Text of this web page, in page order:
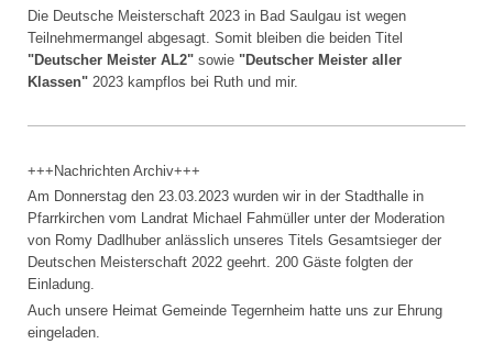
Die Deutsche Meisterschaft 2023 in Bad Saulgau ist wegen
Teilnehmermangel abgesagt. Somit bleiben die beiden Titel
"Deutscher Meister AL2" sowie "Deutscher Meister aller
Klassen" 2023 kampflos bei Ruth und mir.
+++Nachrichten Archiv+++
Am Donnerstag den 23.03.2023 wurden wir in der Stadthalle in
Pfarrkirchen vom Landrat Michael Fahmüller unter der Moderation
von Romy Dadlhuber anlässlich unseres Titels Gesamtsieger der
Deutschen Meisterschaft 2022 geehrt. 200 Gäste folgten der
Einladung.
Auch unsere Heimat Gemeinde Tegernheim hatte uns zur Ehrung
eingeladen.